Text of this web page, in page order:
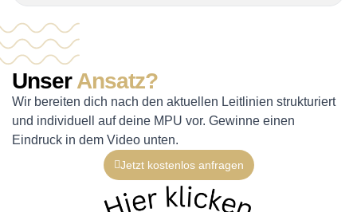
UnserAnsatz?
Wir bereiten dich nach den aktuellen Leitlinien strukturiert
und individuell auf deine MPU vor. Gewinne einen
Eindruck in dem Video unten.
Jetzt kostenlos anfragen